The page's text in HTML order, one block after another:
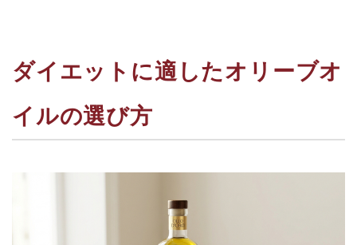
ダイエットに適したオリーブオ
イルの選び方